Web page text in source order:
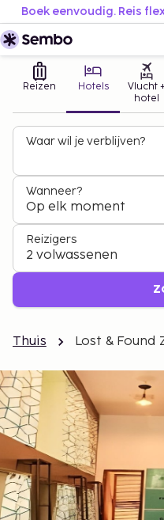
Boek eenvoudig. Reis
Reizen Hotels
Vlucht
hotel
Waar wil je verblijven?
Wanneer?
Op elk moment
Reizigers
2 volwassenen
Thuis Lost & Found